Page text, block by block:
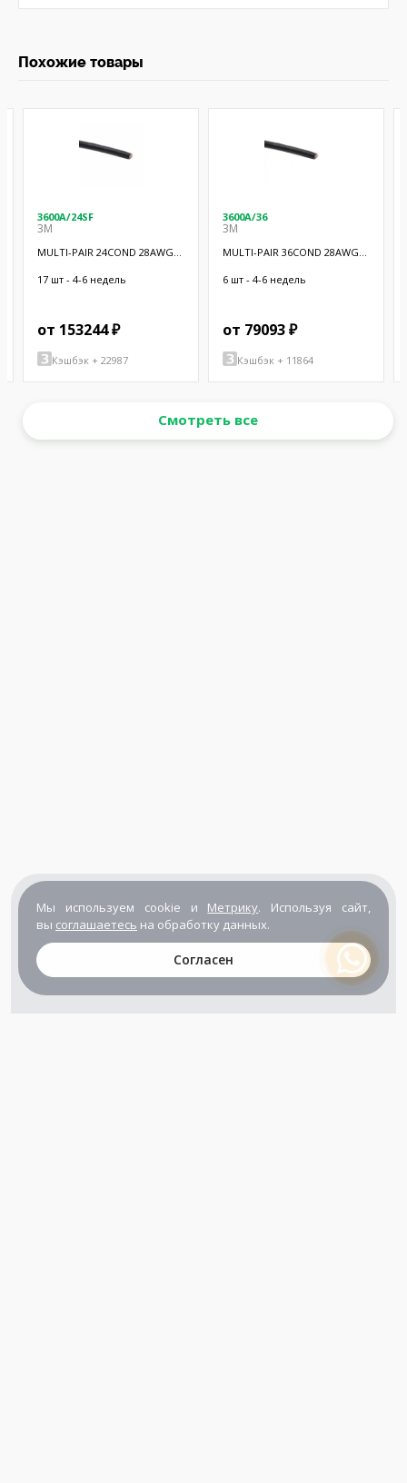
Похожие товары
3600A/24SF
3M
MULTI-PAIR 24COND 28AWG
17 шт - 4-6 недель
от 153244 ₽
Кэшбэк + 22987
3600A/36
3M
MULTI-PAIR 36COND 28AWG
6 шт - 4-6 недель
от 79093 ₽
Кэшбэк + 11864
Смотреть все
Мы используем cookie и Метрику. Используя сайт,
вы соглашаетесь на обработку данных.
Согласен